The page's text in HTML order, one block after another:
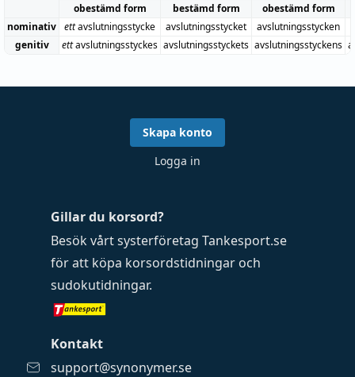
obestämd form bestämd form
obestämd form
nominativ ettavslutningsstycke avslutningsstycket avslutningsstycken
genitiv
ettavslutningsstyckes avslutningsstyckets avslutningsstyckens
Gillar du korsord?
Besök vårt systerföretag Tankesport.se
för att köpa korsordstidningar och
sudokutidningar.
Kontakt
support@synonymer.se
Skapa konto
Logga in